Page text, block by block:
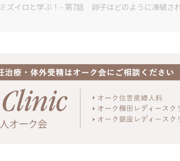
ミズイロと学ぶ！‒ 第7話 卵子はどのように凍結